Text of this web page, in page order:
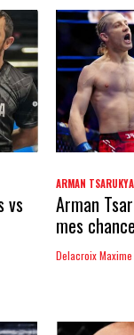
vs
ARMAN
Arman
mes
Delacroix Maxime